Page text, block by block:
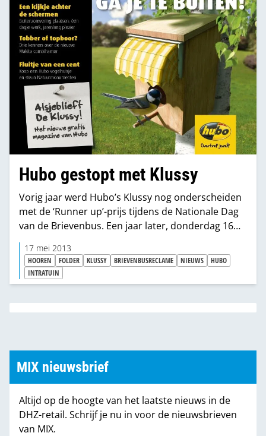
Hubo gestopt met Klussy
Vorig jaar werd Hubo’s Klussy nog onderscheiden
met de ‘Runner up’-prijs tijdens de Nationale Dag
van de Brievenbus. Een jaar later, donderdag 16
mei, maakte Hans van Hooren bekend dat Hubo
inmiddels met Klussy is gestopt.
17 mei 2013
HOOREN FOLDER KLUSSY BRIEVENBUSRECLAME NIEUWS
HUBO
INTRATUIN
MIX nieuwsbrief
Altijd op de hoogte van het laatste nieuws in de
DHZ-retail. Schrijf je nu in voor de nieuwsbrieven
van MIX.